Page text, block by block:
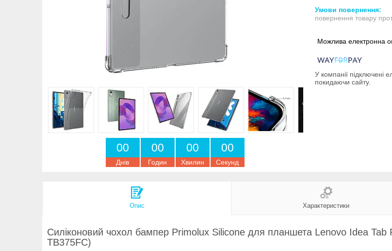
00
Днів
00
Годин
00
Хвилин
00
Секунд
повернення товару
У компанії підключені
покидаючи сайту.
Опис Характеристики
Силіконовий чохол бампер Primolux Silicone для планшета Lenovo Idea
TB375FC)